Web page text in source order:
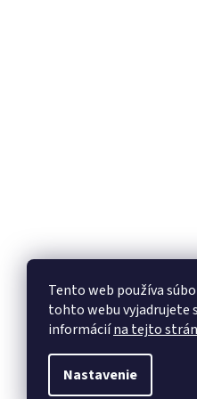
Tento web používa
tohto webu vyjadrujete
informáciína tejto
Nastavenie